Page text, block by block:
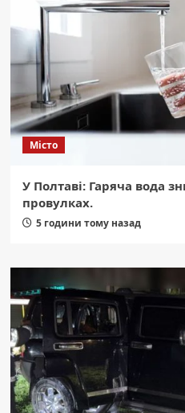
Місто
У Полтаві: Гаряча вода
провулках.
5 години тому назад